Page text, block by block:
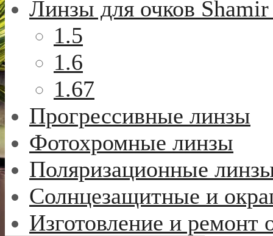
Линзы для очков
1.5
1.6
1.67
Прогрессивные линзы
Фотохромные линзы
Поляризационные
Солнцезащитные и
Изготовление и ремонт